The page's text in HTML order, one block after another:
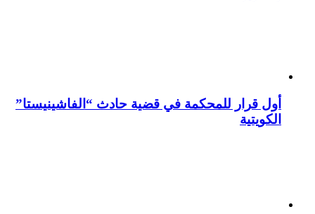
أول قرار للمحكمة في قضية حادث “الفاشينيستا”
الكويتية